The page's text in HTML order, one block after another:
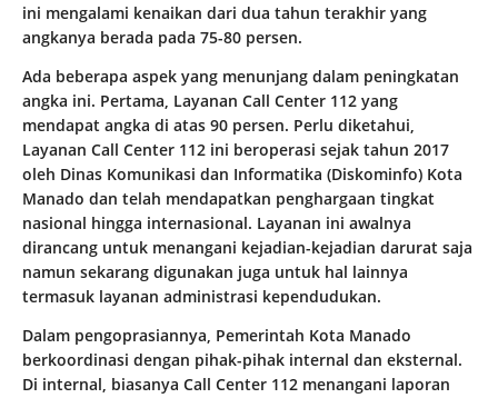
ini mengalami kenaikan dari dua tahun terakhir yang
angkanya berada pada 75-80 persen.
Ada beberapa aspek yang menunjang dalam peningkatan
angka ini. Pertama, Layanan Call Center 112 yang
mendapat angka di atas 90 persen. Perlu diketahui,
Layanan Call Center 112 ini beroperasi sejak tahun 2017
oleh Dinas Komunikasi dan Informatika (Diskominfo) Kota
Manado dan telah mendapatkan penghargaan tingkat
nasional hingga internasional. Layanan ini awalnya
dirancang untuk menangani kejadian-kejadian darurat saja
namun sekarang digunakan juga untuk hal lainnya
termasuk layanan administrasi kependudukan.
Dalam pengoprasiannya, Pemerintah Kota Manado
berkoordinasi dengan pihak-pihak internal dan eksternal.
Di internal, biasanya Call Center 112 menangani laporan